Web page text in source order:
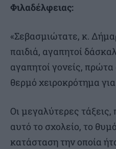
Φιλαδέλφειας:
«Σεβασμιώτατε, κ.
παιδιά, αγαπητοί
αγαπητοί γονείς,
θερμό χειροκρότημα
Οι μεγαλύτερες
αυτό το σχολείο, το
κατάσταση την οποία